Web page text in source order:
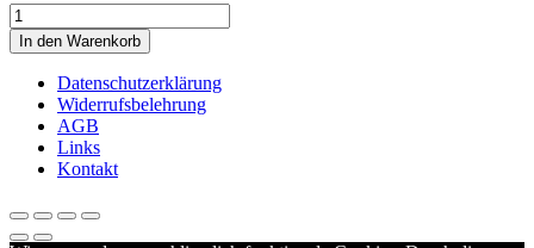
EASTON
Karbonschaft,
naturfarbene
Federn
Menge
In den Warenkorb
Datenschutzerklärung
Widerrufsbelehrung
AGB
Links
Kontakt